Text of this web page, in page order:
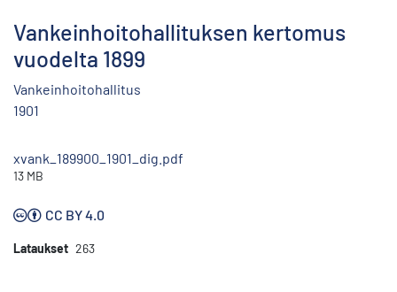
Vankeinhoitohallituksen kertomus
vuodelta 1899
Vankeinhoitohallitus
1901
xvank_189900_1901_dig.pdf
13 MB
CC BY 4.0
Lataukset 263